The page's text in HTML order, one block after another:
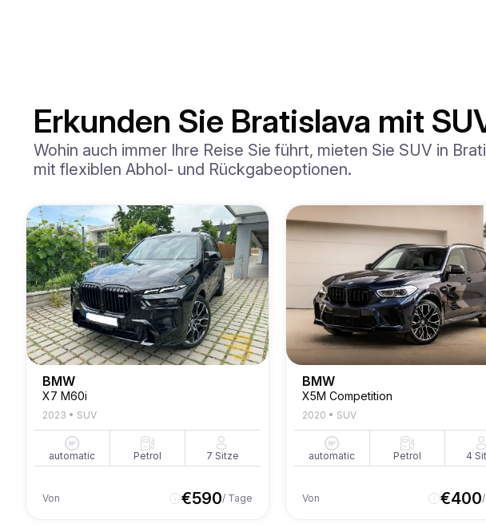
Erkunden Sie Bratislava mit
Wohin auch immer Ihre Reise Sie führt, mieten Sie SUV in
mit flexiblen Abhol- und Rückgabeoptionen.
BMW
X7 M60i
2023 • SUV
automatic Petrol 7 Sitze
Von €590/ Tage
BMW
X5M Competition
2020 • SUV
automatic Petrol 4
Von €400